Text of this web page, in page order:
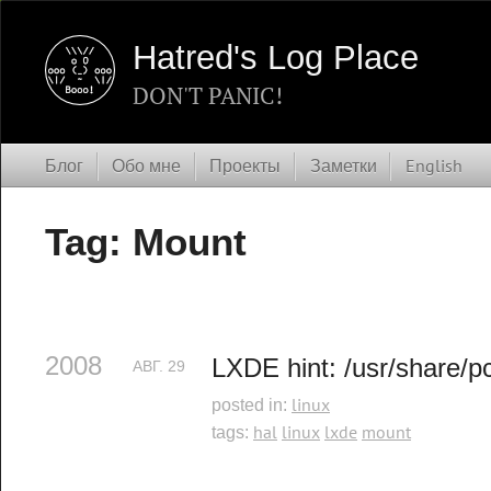
Hatred's Log Place
DON'T PANIC!
Блог Обо мне Проекты Заметки English
Tag: Mount
2008 LXDE hint: /usr/share/
АВГ. 29
posted in: linux
tags: hal linux lxde mount